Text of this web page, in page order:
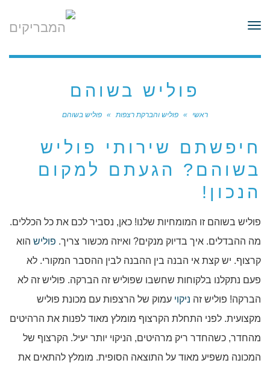
תפריט
פוליש בשוהם
ראשי » פוליש והברקת רצפות » פוליש בשוהם
חיפשתם שירותי פוליש
בשוהם? הגעתם למקום
הנכון!
פוליש בשוהם זו המומחיות שלנו! כאן, נסביר לכם את כל הכללים.
מה ההבדלים. איך בדיוק מנקים? ואיזה מכשור צריך. פוליש הוא
קרצוף. יש קצת אי הבנה בין ההבנה לבין ההסבר המקורי. לא
פעם נתקלנו בלקוחות שחשבו שפוליש זה הברקה. פוליש זה לא
הברקה! פוליש זה ניקוי עמוק של הרצפות עם מכונת פוליש
מקצועית. לפני התחלת הקרצוף מומלץ מאוד לפנות את הרהיטים
מהחדר, כשהחדר ריק מרהיטים, הניקוי יותר יעיל. הקרצוף של
המכונה משפיע מאוד על התוצאה הסופית. מומלץ להתאים את